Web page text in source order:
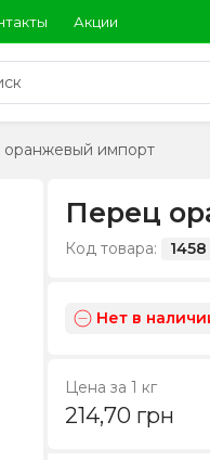
Акции
импорт
Перец
Код товара: 1458
Нет в
Цена за 1 кг
214,70 грн